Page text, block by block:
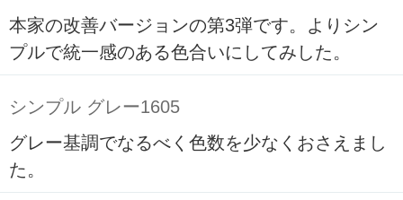
本家の改善バージョンの第3弾です。よりシン
プルで統一感のある色合いにしてみした。
シンプル グレー1605
グレー基調でなるべく色数を少なくおさえまし
た。